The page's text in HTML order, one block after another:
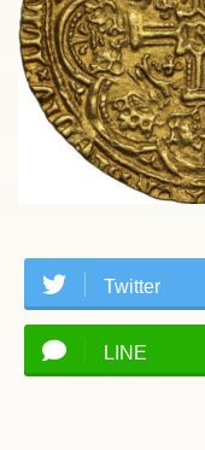
Twitter
LINE